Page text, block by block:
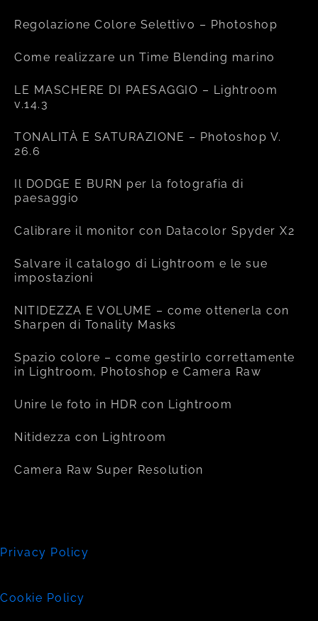
Regolazione Colore Selettivo – Photoshop
Come realizzare un Time Blending marino
LE MASCHERE DI PAESAGGIO – Lightroom
v.14.3
TONALITÀ E SATURAZIONE – Photoshop V.
26.6
Il DODGE E BURN per la fotografia di
paesaggio
Calibrare il monitor con Datacolor Spyder X2
Salvare il catalogo di Lightroom e le sue
impostazioni
NITIDEZZA E VOLUME – come ottenerla con
Sharpen di Tonality Masks
Spazio colore – come gestirlo correttamente
in Lightroom, Photoshop e Camera Raw
Unire le foto in HDR con Lightroom
Nitidezza con Lightroom
Camera Raw Super Resolution
Privacy Policy
Cookie Policy